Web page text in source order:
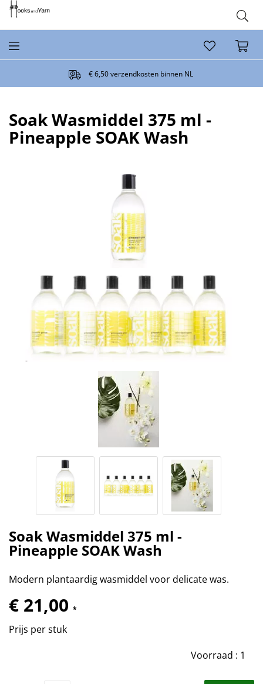
€ 6,50 verzendkosten binnen NL
Soak Wasmiddel 375 ml -
Pineapple SOAK Wash
Soak Wasmiddel 375 ml -
Pineapple SOAK Wash
Modern plantaardig wasmiddel voor delicate was.
€ 21,00 *
Prijs per stuk
Voorraad : 1